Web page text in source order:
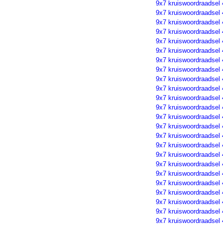
9x7 kruiswoordraadsel
9x7 kruiswoordraadsel
9x7 kruiswoordraadsel
9x7 kruiswoordraadsel
9x7 kruiswoordraadsel
9x7 kruiswoordraadsel
9x7 kruiswoordraadsel
9x7 kruiswoordraadsel
9x7 kruiswoordraadsel
9x7 kruiswoordraadsel
9x7 kruiswoordraadsel
9x7 kruiswoordraadsel
9x7 kruiswoordraadsel
9x7 kruiswoordraadsel
9x7 kruiswoordraadsel
9x7 kruiswoordraadsel
9x7 kruiswoordraadsel
9x7 kruiswoordraadsel
9x7 kruiswoordraadsel
9x7 kruiswoordraadsel
9x7 kruiswoordraadsel
9x7 kruiswoordraadsel
9x7 kruiswoordraadsel
9x7 kruiswoordraadsel